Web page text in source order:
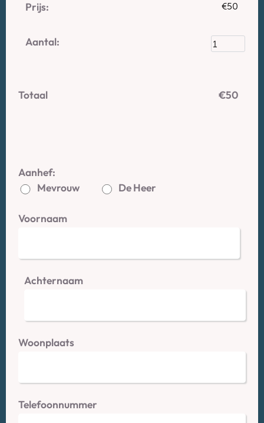
€50
€50
Aanhef:
Mevrouw
De Heer
Voornaam
Achternaam
Woonplaats
Telefoonnummer